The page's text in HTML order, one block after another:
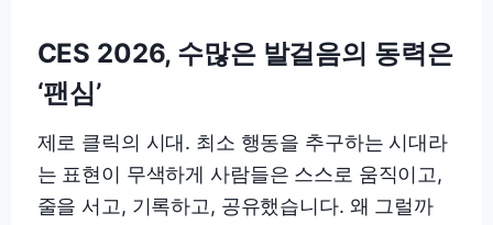
CES 2026, 수많은 발걸음의 동력은
‘팬심’
제로 클릭의 시대. 최소 행동을 추구하는 시대라
는 표현이 무색하게 사람들은 스스로 움직이고,
줄을 서고, 기록하고, 공유했습니다. 왜 그럴까